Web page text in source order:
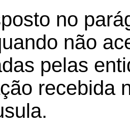
no
não
pelas
recebida